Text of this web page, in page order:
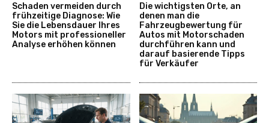
Schaden vermeiden durch
frühzeitige Diagnose: Wie
Sie die Lebensdauer Ihres
Motors mit professioneller
Analyse erhöhen können
Die wichtigsten Orte, an
denen man die
Fahrzeugbewertung für
Autos mit Motorschaden
durchführen kann und
darauf basierende Tipps
für Verkäufer